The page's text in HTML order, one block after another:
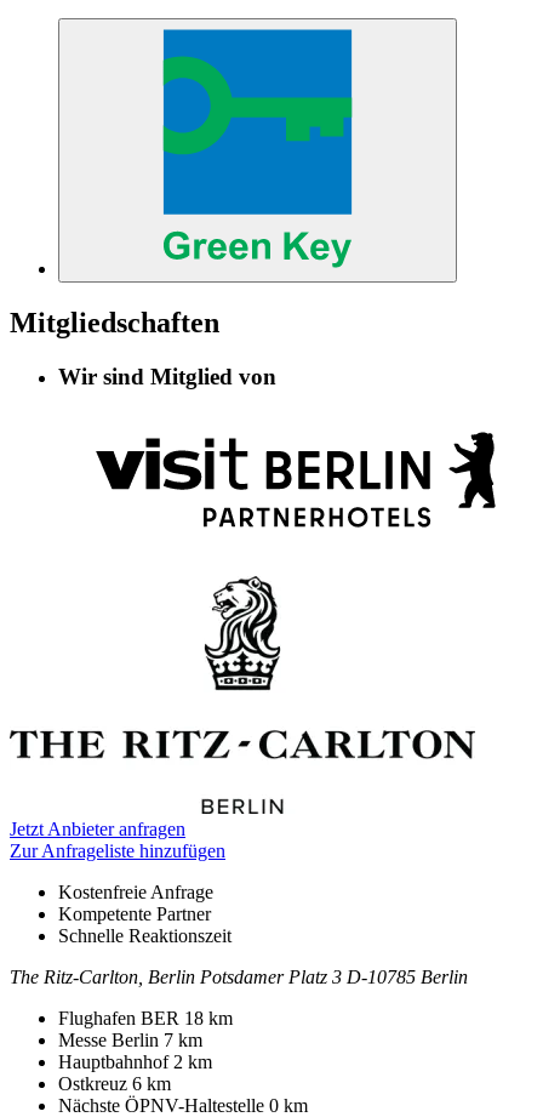
Mitgliedschaften
Wir sind Mitglied von
Jetzt Anbieter anfragen
Zur Anfrageliste hinzufügen
Kostenfreie Anfrage
Kompetente Partner
Schnelle Reaktionszeit
Adresse
The Ritz-Carlton, Berlin Potsdamer Platz 3 D-10785 Berlin
Flughafen BER 18 km
Messe Berlin 7 km
Hauptbahnhof 2 km
Ostkreuz 6 km
Nächste ÖPNV-Haltestelle 0 km